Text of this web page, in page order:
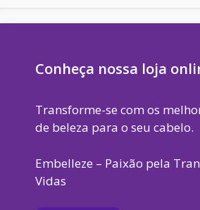
Conheça nossa loja
Transforme-se com os
de beleza para o seu cabelo.
Embelleze – Paixão pela
Vidas